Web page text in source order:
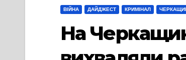
ВІЙНА ДАЙДЖЕСТ КРИМІНАЛ
На